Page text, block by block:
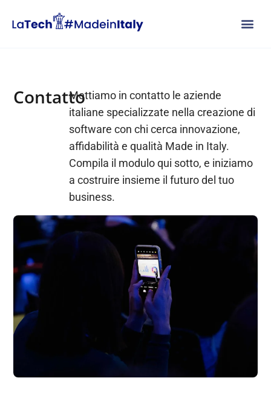
ContattoMettiamo in contatto le aziende
italiane specializzate nella creazione di
software con chi cerca innovazione,
affidabilità e qualità Made in Italy.
Compila il modulo qui sotto, e iniziamo
a costruire insieme il futuro del tuo
business.